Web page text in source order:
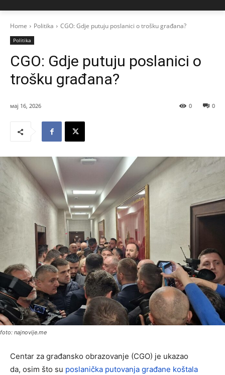
Home Politika CGO: Gdje putuju poslanici o trošku građana?
Politika
CGO: Gdje putuju poslanici o
trošku građana?
мај 16, 2026 0
0
foto: najnovije.me
Centar za građansko obrazovanje (CGO) je ukazao
da, osim što su poslanička putovanja građane koštala